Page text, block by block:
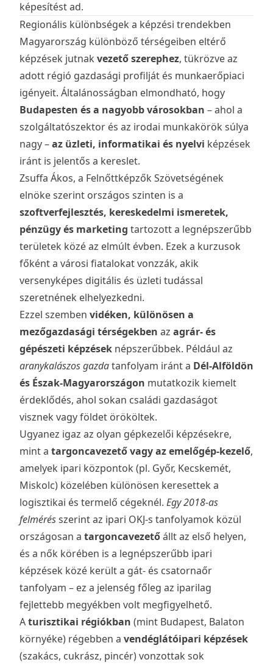
képesítést ad.
Regionális különbségek a képzési trendekben
Magyarország különböző térségeiben eltérő
képzések jutnak vezető szerephez, tükrözve az
adott régió gazdasági profilját és munkaerőpiaci
igényeit. Általánosságban elmondható, hogy
Budapesten és a nagyobb városokban – ahol a
szolgáltatószektor és az irodai munkakörök súlya
nagy –az üzleti, informatikai és nyelvi képzések
iránt is jelentős a kereslet.
Zsuffa Ákos, a Felnőttképzők Szövetségének
elnöke szerint országos szinten is a
szoftverfejlesztés, kereskedelmi ismeretek,
pénzügy és marketing tartozott a legnépszerűbb
területek közé az elmúlt évben. Ezek a kurzusok
főként a városi fiatalokat vonzzák, akik
versenyképes digitális és üzleti tudással
szeretnének elhelyezkedni.
Ezzel szemben vidéken, különösen a
mezőgazdasági térségekben az agrár- és
gépészeti képzések népszerűbbek. Például az
aranykalászos gazdatanfolyam iránt a Dél-Alföldön
és Észak-Magyarországon mutatkozik kiemelt
érdeklődés, ahol sokan családi gazdaságot
visznek vagy földet örököltek.
Ugyanez igaz az olyan gépkezelői képzésekre,
mint a targoncavezető vagy az emelőgép-kezelő,
amelyek ipari központok (pl. Győr, Kecskemét,
Miskolc) közelében különösen keresettek a
logisztikai és termelő cégeknél. Egy 2018-as
felmérésszerint az ipari OKJ-s tanfolyamok közül
országosan a targoncavezetőállt az első helyen,
és a nők körében is a legnépszerűbb ipari
képzések közé került a gát- és csatornaőr
tanfolyam – ez a jelenség főleg az iparilag
fejlettebb megyékben volt megfigyelhető.
Aturisztikai régiókban (mint Budapest, Balaton
környéke) régebben a vendéglátóipari képzések
(szakács, cukrász, pincér) vonzottak sok